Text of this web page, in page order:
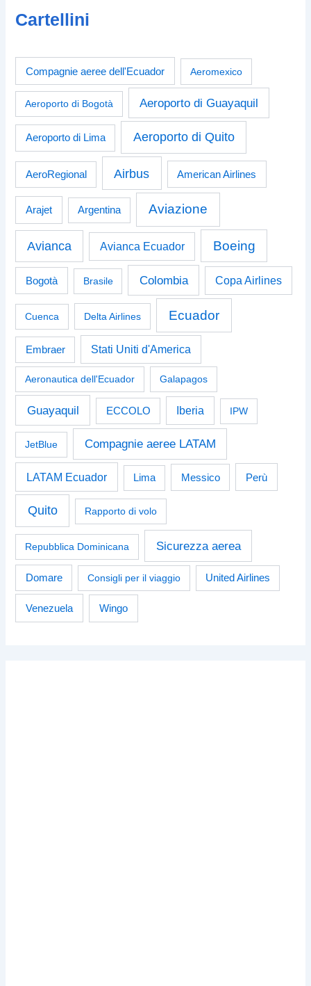
Cartellini
Compagnie aeree dell'Ecuador Aeromexico
Aeroporto di Bogotà Aeroporto di Guayaquil
Aeroporto di Lima Aeroporto di Quito
AeroRegional Airbus American Airlines
Arajet Argentina Aviazione
Avianca Avianca Ecuador Boeing
Bogotà Brasile Colombia Copa Airlines
Cuenca Delta Airlines Ecuador
Embraer Stati Uniti d'America
Aeronautica dell'Ecuador Galapagos
Guayaquil ECCOLO Iberia IPW
JetBlue Compagnie aeree LATAM
LATAM Ecuador Lima Messico Perù
Quito Rapporto di volo
Repubblica Dominicana Sicurezza aerea
Domare Consigli per il viaggio United Airlines
Venezuela Wingo